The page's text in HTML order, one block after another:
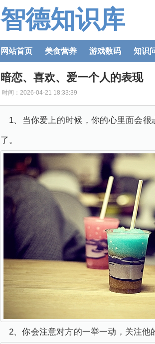
智德知识库
网站首页 美食营养 游戏数码 知识
暗恋、喜欢、爱一个人的表现
时间：2026-04-21 18:33:39
1、当你爱上的时候，你的心里面会
了。
2、你会注意对方的一举一动，关注他